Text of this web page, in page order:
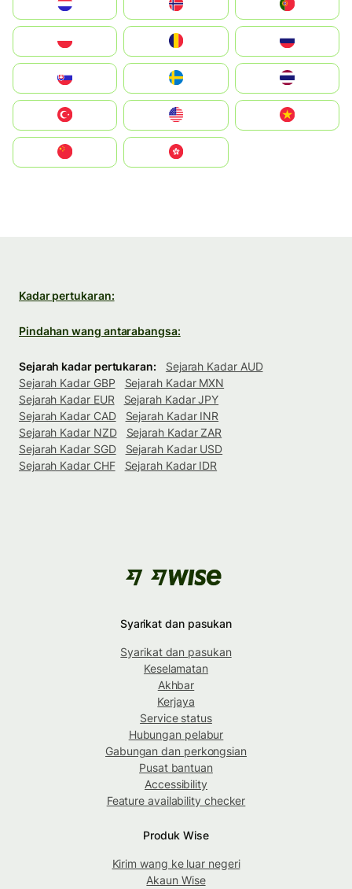
United States
中國香港特別行政區
Kadar pertukaran:
Pindahan wang antarabangsa:
Sejarah kadar pertukaran:
Sejarah Kadar AUD
Sejarah Kadar GBP
Sejarah Kadar MXN
Sejarah Kadar EUR
Sejarah Kadar JPY
Sejarah Kadar CAD
Sejarah Kadar INR
Sejarah Kadar NZD
Sejarah Kadar ZAR
Sejarah Kadar SGD
Sejarah Kadar USD
Sejarah Kadar CHF
Sejarah Kadar IDR
Syarikat dan pasukan
Syarikat dan pasukan
Keselamatan
Akhbar
Kerjaya
Service status
Hubungan pelabur
Gabungan dan perkongsian
Pusat bantuan
Accessibility
Feature availability checker
Produk Wise
Kirim wang ke luar negeri
Akaun Wise